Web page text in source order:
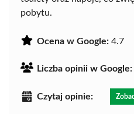
pobytu.
Ocena w Google: 4.7
Liczba opinii w Google:
Czytaj opinie: